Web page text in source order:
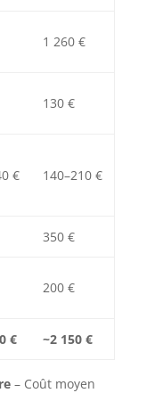
1 260 €
130 €
€ 140–210 €
350 €
200 €
€ ~2 150 €
– Coût moyen